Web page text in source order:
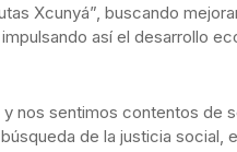
Xcunyá”, buscando
así el desarrollo
nos sentimos contentos de
de la justicia social,